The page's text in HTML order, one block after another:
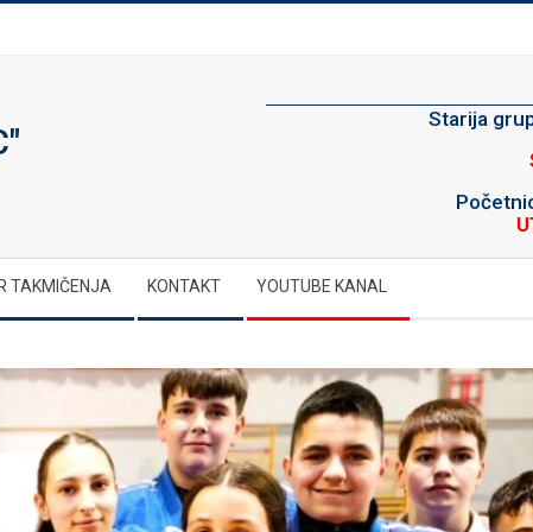
Starija
TAKMIČENJA KONTAKT YOUTUBE KANAL